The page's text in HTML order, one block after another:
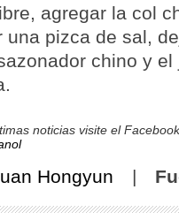
agregar la col
una pizca de sal,
chino y
noticias visite el
Hongyun |